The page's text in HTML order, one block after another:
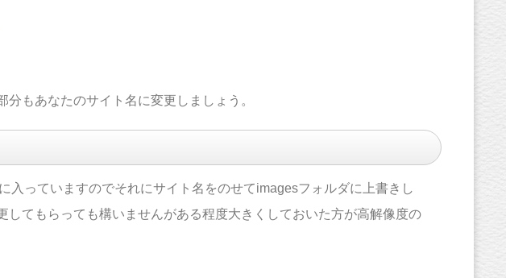
もあなたのサイト名に変更しましょう。
入っていますのでそれにサイト名をのせてimagesフォルダに上書きし
してもらっても構いませんがある程度大きくしておいた方が高解像度の